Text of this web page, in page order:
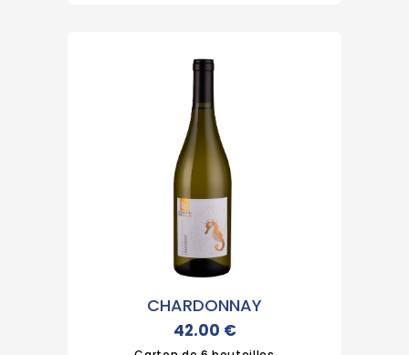
CHARDONNAY
42.00 €